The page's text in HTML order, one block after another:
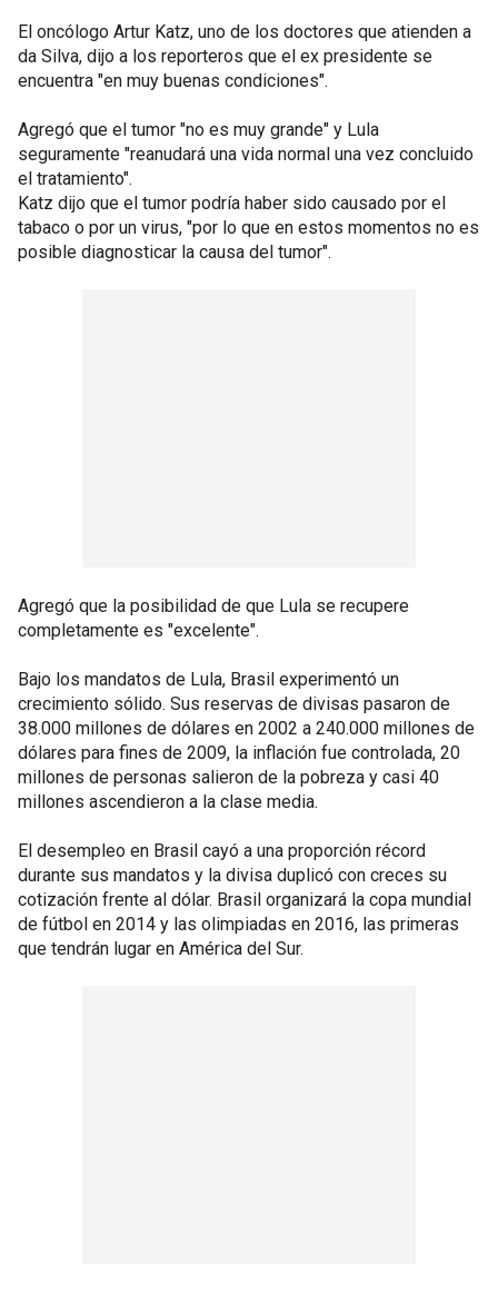
El oncólogo Artur Katz, uno de los doctores que atienden a
da Silva, dijo a los reporteros que el ex presidente se
encuentra "en muy buenas condiciones".
Agregó que el tumor "no es muy grande" y Lula
seguramente "reanudará una vida normal una vez concluido
el tratamiento".
Katz dijo que el tumor podría haber sido causado por el
tabaco o por un virus, "por lo que en estos momentos no es
posible diagnosticar la causa del tumor".
Agregó que la posibilidad de que Lula se recupere
completamente es "excelente".
Bajo los mandatos de Lula, Brasil experimentó un
crecimiento sólido. Sus reservas de divisas pasaron de
38.000 millones de dólares en 2002 a 240.000 millones de
dólares para fines de 2009, la inflación fue controlada, 20
millones de personas salieron de la pobreza y casi 40
millones ascendieron a la clase media.
El desempleo en Brasil cayó a una proporción récord
durante sus mandatos y la divisa duplicó con creces su
cotización frente al dólar. Brasil organizará la copa mundial
de fútbol en 2014 y las olimpiadas en 2016, las primeras
que tendrán lugar en América del Sur.